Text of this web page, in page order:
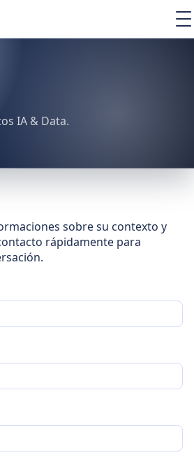
Recursos
IA & Data.
sobre su contexto y
rápidamente para